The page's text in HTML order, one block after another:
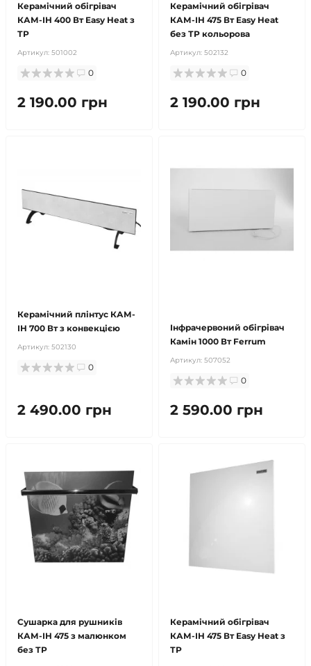
Керамічний обігрівач
КАМ-ІН 400 Вт Easy Heat з
ТР
Артикул: 501002
0
2 190.00 грн
Керамічний обігрівач
КАМ-ІН 475 Вт Easy Heat
без ТР кольорова
Артикул: 502132
0
2 190.00 грн
Керамічний плінтус КАМ-
ІН 700 Вт з конвекцією
Артикул: 502130
0
2 490.00 грн
Інфрачервоний обігрівач
Камін 1000 Вт Ferrum
Артикул: 507052
0
2 590.00 грн
Сушарка для рушників
КАМ-ІН 475 з малюнком
без ТР
Керамічний обігрівач
КАМ-ІН 475 Вт Easy Heat з
ТР